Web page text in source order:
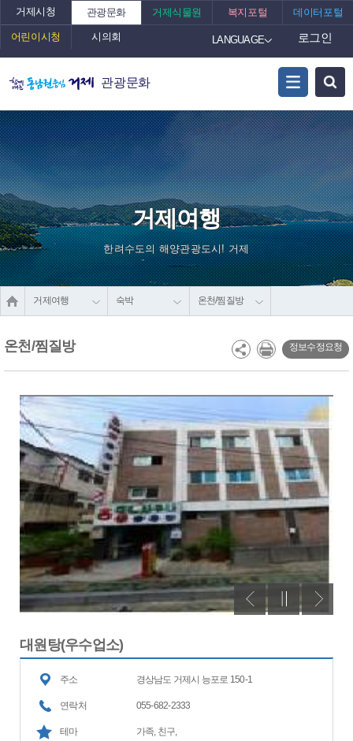
거제시청 관광문화 거제식물원 복지포털 데이터포털
어린이시청 시의회 LANGUAGE 로그인
관광문화
거제여행
한려수도의 해양관광도시! 거제
거제여행 숙박 온천/찜질방
온천/찜질방 정보수정요청
대원탕(우수업소)
주소 경상남도 거제시 능포로 150-1
연락처 055-682-2333
테마 가족, 친구,